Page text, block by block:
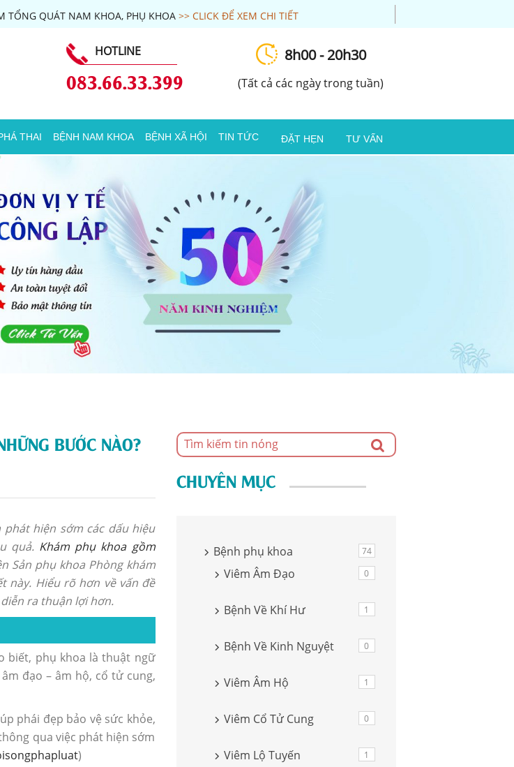
TỔNG QUÁT NAM KHOA, PHỤ KHOA >> CLICK ĐỂ XEM CHI TIẾT
HOTLINE
083.66.33.399
8h00 - 20h30
(Tất cả các ngày trong tuần)
THAI BỆNH NAM KHOA BỆNH XÃ HỘI TIN TỨC ĐẶT HẸN TƯ VẤN
BƯỚC NÀO?
hiện sớm các dấu hiệu
quả. Khám phụ khoa gồm
Sản phụ khoa Phòng khám
này. Hiểu rõ hơn về vấn đề
ra thuận lợi hơn.
biết, phụ khoa là thuật ngữ
đạo – âm hộ, cổ tử cung,
phái đẹp bảo vệ sức khỏe,
qua việc phát hiện sớm
)
CHUYÊN MỤC
Bệnh phụ khoa 74
Viêm Âm Đạo 0
Bệnh Về Khí Hư 1
Bệnh Về Kinh Nguyệt 0
Viêm Âm Hộ 1
Viêm Cổ Tử Cung 0
Viêm Lộ Tuyến 1